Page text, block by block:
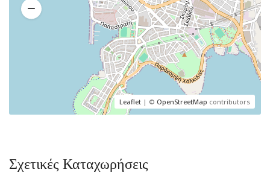
Leaflet | © OpenStreetMap contributors
Σχετικές Καταχωρήσεις